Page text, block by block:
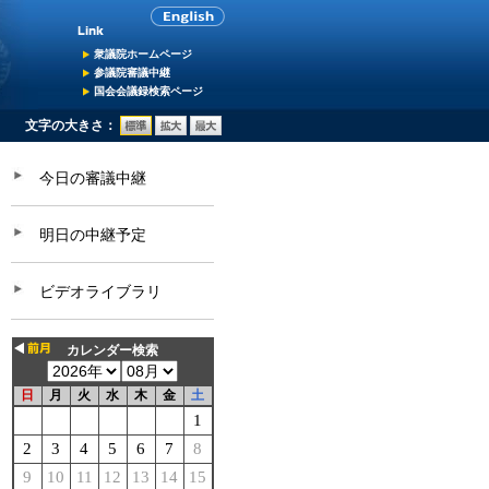
衆議院ホームページ
参議院審議中継
国会会議録検索ページ
文字の大きさ：
今日の審議中継
明日の中継予定
ビデオライブラリ
カレンダー検索
日 月 火 水 木 金 土
1
2
3 4 5 6 7
8
9
10 11 12 13 14
15